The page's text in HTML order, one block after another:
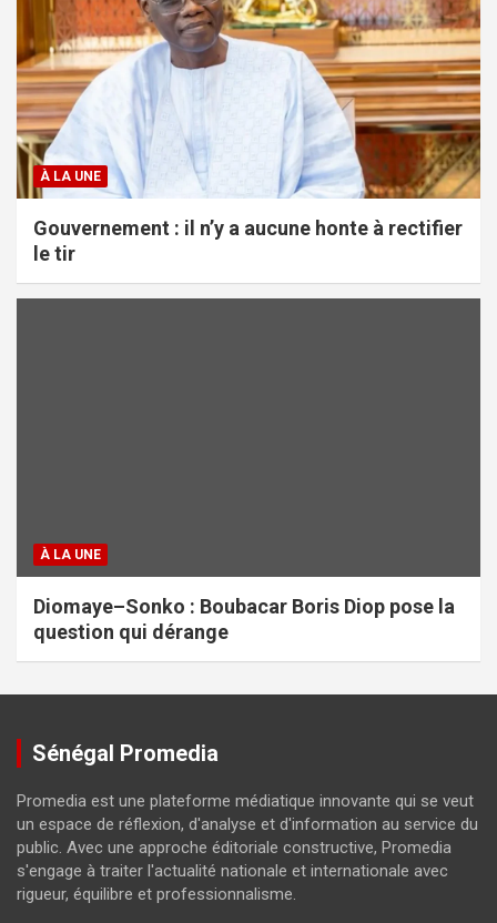
À LA UNE
Gouvernement : il n’y a aucune honte à rectifier
le tir
À LA UNE
Diomaye–Sonko : Boubacar Boris Diop pose la
question qui dérange
Sénégal Promedia
Promedia est une plateforme médiatique innovante qui se veut
un espace de réflexion, d'analyse et d'information au service du
public. Avec une approche éditoriale constructive, Promedia
s'engage à traiter l'actualité nationale et internationale avec
rigueur, équilibre et professionnalisme.